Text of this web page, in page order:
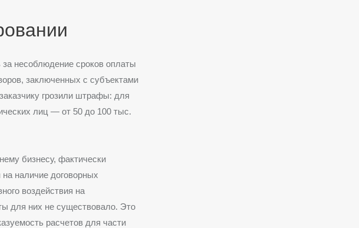
за несоблюдение сроков оплаты
заключенных с субъектами
грозили штрафы: для
лиц — от 50 до 100 тыс.
бизнесу, фактически
наличие договорных
воздействия на
для них не существовало. Это
расчетов для части